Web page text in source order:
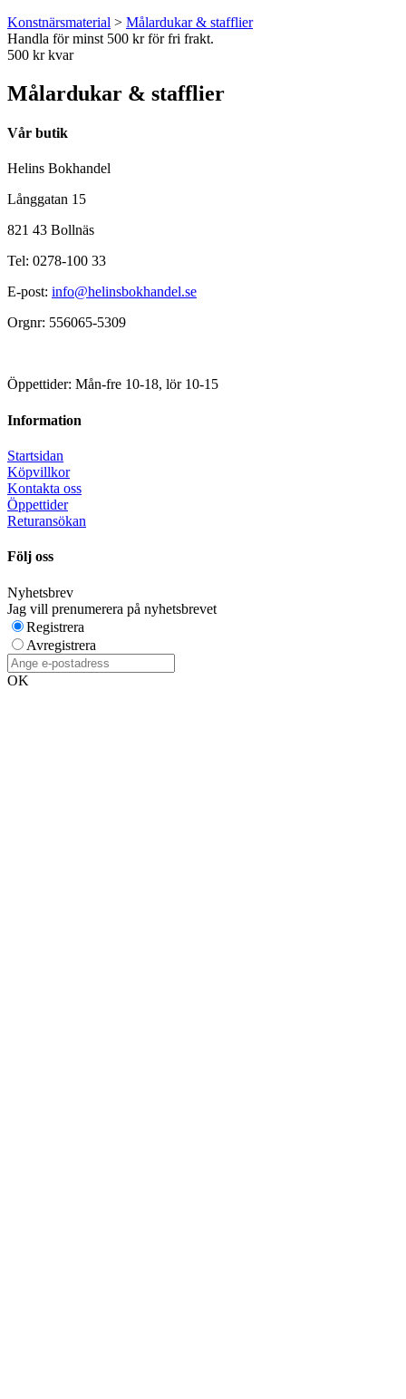
Konstnärsmaterial > Målardukar & stafflier
Handla för minst 500 kr för fri frakt.
500 kr kvar
Målardukar & stafflier
Vår butik
Helins Bokhandel
Långgatan 15
821 43 Bollnäs
Tel: 0278-100 33
E-post: info@helinsbokhandel.se
Orgnr: 556065-5309
Öppettider: Mån-fre 10-18, lör 10-15
Information
Startsidan
Köpvillkor
Kontakta oss
Öppettider
Returansökan
Följ oss
Nyhetsbrev
Jag vill prenumerera på nyhetsbrevet
Registrera
Avregistrera
OK